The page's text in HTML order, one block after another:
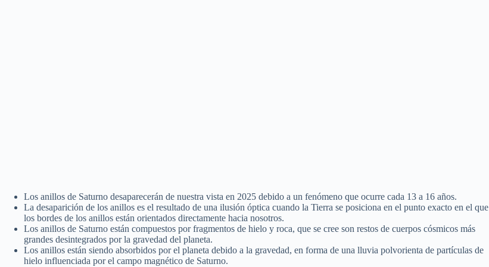
Los anillos de Saturno desaparecerán de nuestra vista en 2025 debido a un fenómeno que ocurre cada 13 a 16 años.
La desaparición de los anillos es el resultado de una ilusión óptica cuando la Tierra se posiciona en el punto exacto en el que
los bordes de los anillos están orientados directamente hacia nosotros.
Los anillos de Saturno están compuestos por fragmentos de hielo y roca, que se cree son restos de cuerpos cósmicos más
grandes desintegrados por la gravedad del planeta.
Los anillos están siendo absorbidos por el planeta debido a la gravedad, en forma de una lluvia polvorienta de partículas de
hielo influenciada por el campo magnético de Saturno.